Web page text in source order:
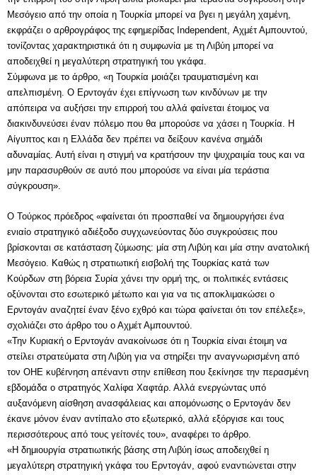
Μεσόγειο από την οποία η Τουρκία μπορεί να βγει η μεγάλη χαμένη,
εκφράζει ο αρθρογράφος της εφημερίδας Independent, Αχμέτ Αμπουντού,
τονίζοντας χαρακτηριστικά ότι η συμφωνία με τη Λιβύη μπορεί να
αποδειχθεί η μεγαλύτερη στρατηγική του γκάφα.
Σύμφωνα με το άρθρο, «η Τουρκία μοιάζει τραυματισμένη και
απελπισμένη. Ο Ερντογάν έχει επίγνωση των κινδύνων με την
απόπειρα να αυξήσει την επιρροή του αλλά φαίνεται έτοιμος να
διακινδυνεύσει έναν πόλεμο που θα μπορούσε να χάσει η Τουρκία. Η
Αίγυπτος και η Ελλάδα δεν πρέπει να δείξουν κανένα σημάδι
αδυναμίας. Αυτή είναι η στιγμή να κρατήσουν την ψυχραιμία τους και να
μην παρασυρθούν σε αυτό που μπορούσε να είναι μία τεράστια
σύγκρουση».
Ο Τούρκος πρόεδρος «φαίνεται ότι προσπαθεί να δημιουργήσει ένα
ενιαίο στρατηγικό αδιέξοδο συγχωνεύοντας δύο συγκρούσεις που
βρίσκονται σε κατάσταση ζύμωσης: μία στη Λιβύη και μία στην ανατολική
Μεσόγειο. Καθώς η στρατιωτική εισβολή της Τουρκίας κατά των
Κούρδων στη βόρεια Συρία χάνει την ορμή της, οι πολιτικές εντάσεις
οξύνονται στο εσωτερικό μέτωπο και για να τις αποκλιμακώσει ο
Ερντογάν αναζητεί έναν ξένο εχθρό και τώρα φαίνεται ότι τον επέλεξε»,
σχολιάζει στο άρθρο του ο Αχμέτ Αμπουντού.
«Την Κυριακή ο Ερντογάν ανακοίνωσε ότι η Τουρκία είναι έτοιμη να
στείλει στρατεύματα στη Λιβύη για να στηρίξει την αναγνωρισμένη από
τον ΟΗΕ κυβέrνηση απέναντι στην επίθεση που ξεκίνησε την περασμένη
εβδομάδα ο στρατηγός Χαλίφα Χαφτάρ. Αλλά ενεργώντας υπό
αυξανόμενη αίσθηση ανασφάλειας και απομόνωσης ο Ερντογάν δεν
έκανε μόνον έναν αντίπαλο στο εξωτερικό, αλλά εξόργισε και τους
περισσότερους από τους γείτονές του», αναφέρει το άρθρο.
«H δημιουργία στρατιωτικής βάσης στη Λιβύη ίσως αποδειχθεί η
μεγαλύτερη στρατηγική γκάφα του Ερντογάν, αφού εναντιώνεται στην